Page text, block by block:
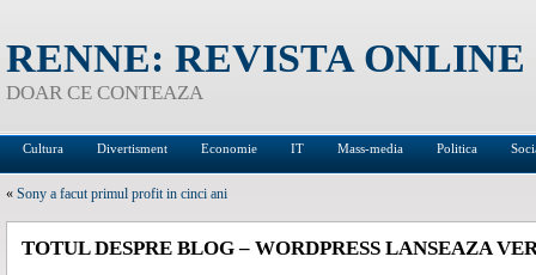
RENNE: REVISTA ONLINE
DOAR CE CONTEAZA
Cultura Divertisment Economie IT Mass-media Politica
« Sony a facut primul profit in cinci ani
TOTUL DESPRE BLOG – WORDPRESS LANSEAZA